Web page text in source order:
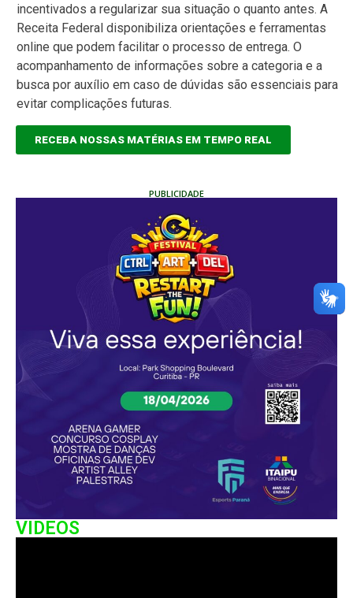
incentivados a regularizar sua situação o quanto antes. A
Receita Federal disponibiliza orientações e ferramentas
online que podem facilitar o processo de entrega. O
acompanhamento de informações sobre a categoria e a
busca por auxílio em caso de dúvidas são essenciais para
evitar complicações futuras.
RECEBA NOSSAS MATÉRIAS EM TEMPO REAL
PUBLICIDADE
VIDEOS